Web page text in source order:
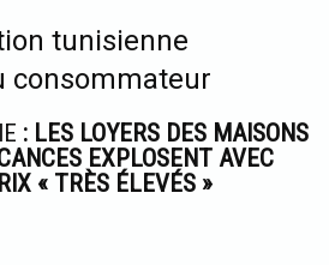
tunisienne
consommateur
: LES LOYERS DES MAISONS
EXPLOSENT AVEC
« TRÈS ÉLEVÉS »